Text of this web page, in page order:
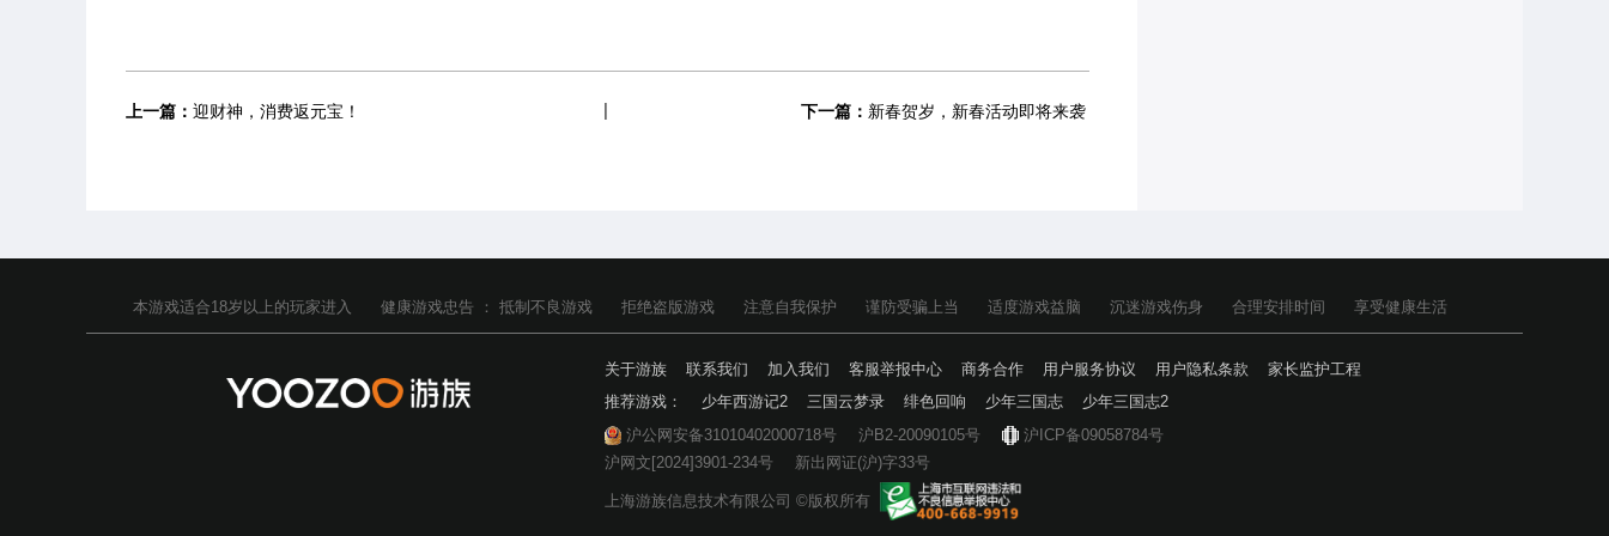
上一篇： 迎财神，消费返元宝！ 下一篇： 新春贺岁，新春活动即将来袭
本游戏适合18岁以上的玩家进入 健康游戏忠告 ： 抵制不良游戏 拒绝盗版游戏 注意自我保护 谨防受骗上当 适度游戏益脑 沉迷游戏伤身 合理安排时间 享受健康生活
关于游族 联系我们 加入我们 客服举报中心 商务合作 用户服务协议 用户隐私条款
家长监护工程
推荐游戏：
少年西游记2 三国云梦录 绯色回响 少年三国志
少年三国志2
沪公网安备31010402000718号
沪B2-20090105号
沪ICP备09058784号
沪网文[2024]3901-234号
新出网证(沪)字33号
上海游族信息技术有限公司 ©版权所有